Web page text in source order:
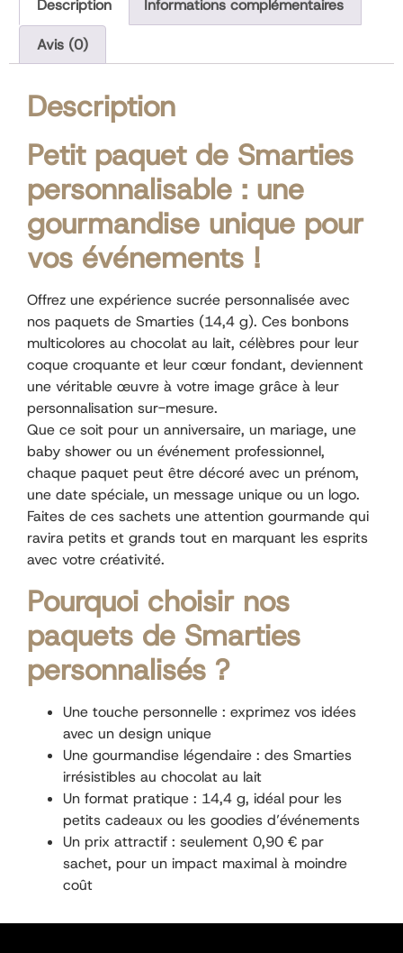
Description Informations complémentaires
Avis (0)
Description
Petit paquet de Smarties
personnalisable : une
gourmandise unique pour
vos événements !
Offrez une expérience sucrée personnalisée avec
nos paquets de Smarties (14,4 g). Ces bonbons
multicolores au chocolat au lait, célèbres pour leur
coque croquante et leur cœur fondant, deviennent
une véritable œuvre à votre image grâce à leur
personnalisation sur-mesure.
Que ce soit pour un anniversaire, un mariage, une
baby shower ou un événement professionnel,
chaque paquet peut être décoré avec un prénom,
une date spéciale, un message unique ou un logo.
Faites de ces sachets une attention gourmande qui
ravira petits et grands tout en marquant les esprits
avec votre créativité.
Pourquoi choisir nos
paquets de Smarties
personnalisés ?
Une touche personnelle : exprimez vos idées
avec un design unique
Une gourmandise légendaire : des Smarties
irrésistibles au chocolat au lait
Un format pratique : 14,4 g, idéal pour les
petits cadeaux ou les goodies d’événements
Un prix attractif : seulement 0,90 € par
sachet, pour un impact maximal à moindre
coût